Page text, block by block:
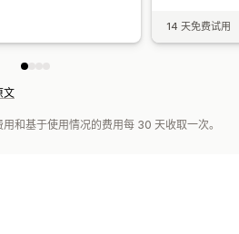
14 天免费试用
文
和基于使用情况的费用每 30 天收取一次。